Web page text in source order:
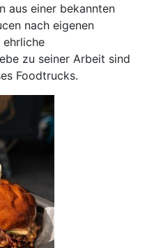
aus einer bekannten
nach eigenen
ehrliche
zu seiner Arbeit sind
Foodtrucks.